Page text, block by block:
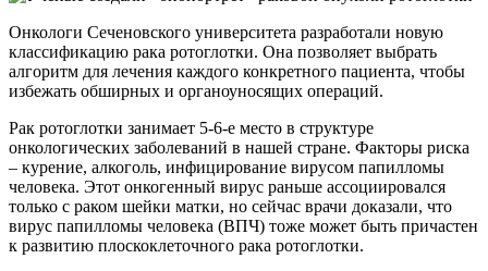
Онкологи Сеченовского университета разработали новую
классификацию рака ротоглотки. Она позволяет выбрать
алгоритм для лечения каждого конкретного пациента, чтобы
избежать обширных и органоуносящих операций.
Рак ротоглотки занимает 5-6-е место в структуре
онкологических заболеваний в нашей стране. Факторы риска
– курение, алкоголь, инфицирование вирусом папилломы
человека. Этот онкогенный вирус раньше ассоциировался
только с раком шейки матки, но сейчас врачи доказали, что
вирус папилломы человека (ВПЧ) тоже может быть причастен
к развитию плоскоклеточного рака ротоглотки.